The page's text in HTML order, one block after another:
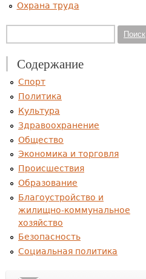
Охрана труда
Поиск
Содержание
Спорт
Политика
Культура
Здравоохранение
Общество
Экономика и торговля
Происшествия
Образование
Благоустройство и
жилищно-коммунальное
хозяйство
Безопасность
Социальная политика